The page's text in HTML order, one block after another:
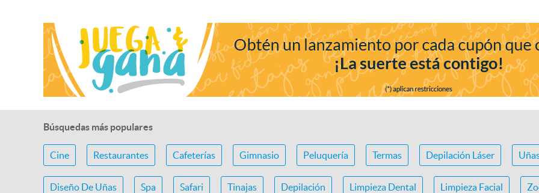
Búsquedas más populares
Cine Restaurantes Cafeterías Gimnasio Peluquería Termas Depilación Láser
Diseño De Uñas Spa Safari Tinajas Depilación Limpieza Dental Limpieza Facial